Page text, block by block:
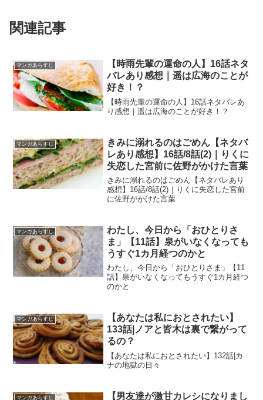
関連記事
マンガあらすじ
【時雨先輩の運命の人】16話ネタ
バレあり感想｜遥は広海のことが
好き！？
【時雨先輩の運命の人】16話ネタバレあ
り感想｜遥は広海のことが好き！？
マンガあらすじ
きみに溺れるのはごめん【ネタバ
レあり感想】16話/8話(2)｜りくに
失恋した宮前に佐野がかけた言葉
きみに溺れるのはごめん【ネタバレあり
感想】16話/8話(2)｜りくに失恋した宮前
に佐野がかけた言葉
マンガあらすじ
わたし、今日から「おひとりさ
ま」【11話】泉がいなくなっても
うすぐ1カ月経つのかと
わたし、今日から「おひとりさま」【11
話】泉がいなくなってもうすぐ1カ月経つ
のかと
マンガあらすじ
【あなたは私におとされたい】
133話|ノアと皆木は裏で繋がって
るの？
【あなたは私におとされたい】132話|カ
ナの地獄の日々
マンガあらすじ
【男友達が激甘カレシになりまし